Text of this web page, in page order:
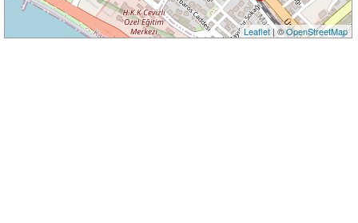
Leaflet| ©OpenStreetMap